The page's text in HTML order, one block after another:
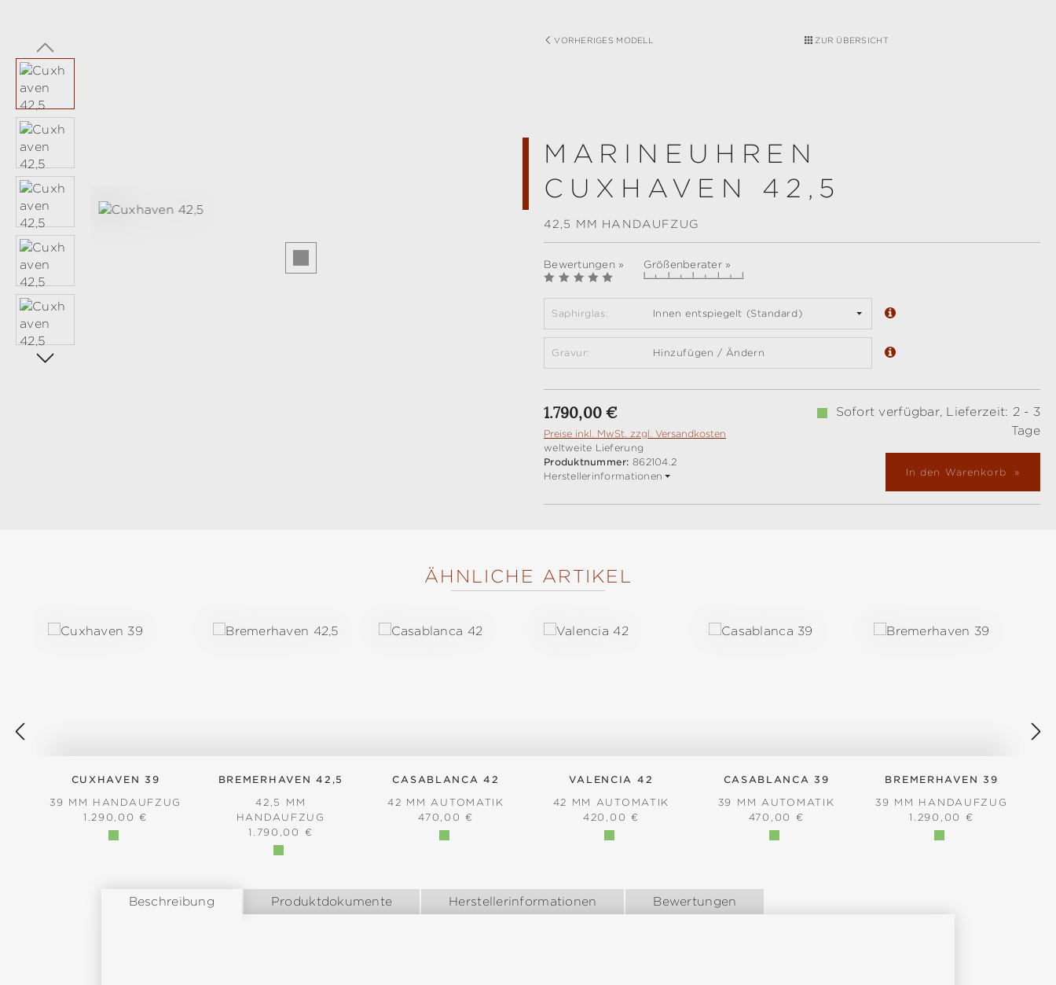
VORHERIGES MODELL ZUR ÜBERSICHT
Bildergalerie überspringen
MARINEUHREN
CUXHAVEN 42,5
42,5 MM HANDAUFZUG
Bewertungen » Größenberater »
Saphirglas: Innen entspiegelt (Standard)
Gravur: Hinzufügen / Ändern
Regulärer Preis:
1.790,00 €
Preise inkl. MwSt. zzgl. Versandkosten
weltweite Lieferung
Produktnummer:862104.2
Herstellerinformationen
Sofort verfügbar, Lieferzeit: 2 - 3
Tage
In den Warenkorb
ÄHNLICHE ARTIKEL
CUXHAVEN 39
39 MM HANDAUFZUG
REGULÄRER PREIS:
1.290,00 €
BREMERHAVEN 42,5
42,5 MM
HANDAUFZUG
REGULÄRER PREIS:
1.790,00 €
CASABLANCA 42
42 MM AUTOMATIK
REGULÄRER PREIS:
470,00 €
VALENCIA 42
42 MM AUTOMATIK
REGULÄRER PREIS:
420,00 €
CASABLANCA 39
39 MM AUTOMATIK
REGULÄRER PREIS:
470,00 €
BREMERHAVEN 39
39 MM HANDAUFZUG
REGULÄRER PREIS:
1.290,00 €
Beschreibung Produktdokumente Herstellerinformationen Bewertungen